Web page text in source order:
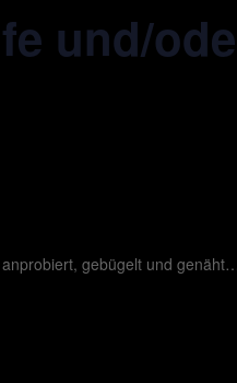
und/
gebügelt und